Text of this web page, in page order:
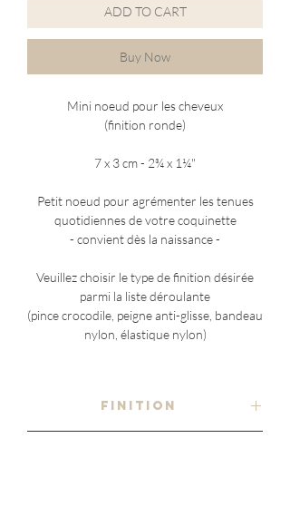
ADD TO CART
Buy Now
Mini noeud pour les cheveux
(finition ronde)
7 x 3 cm - 2¾ x 1¼"
Petit noeud pour agrémenter les tenues
quotidiennes de votre coquinette
- convient dès la naissance -
Veuillez choisir le type de finition désirée
parmi la liste déroulante
(pince crocodile, peigne anti-glisse, bandeau
nylon, élastique nylon)
FINITION